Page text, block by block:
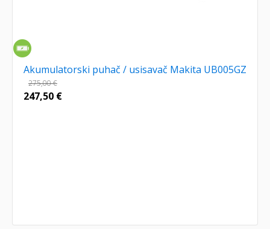
Akumulatorski puhač / usisavač Makita UB005GZ
275,00€
247,50 €